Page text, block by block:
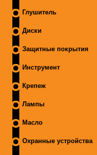
Глушитель
Диски
Защитные покрытия
Инструмент
Крепеж
Лампы
Масло
Охранные устройства